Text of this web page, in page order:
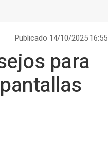
Publicado 14/10/2025 16:55
para